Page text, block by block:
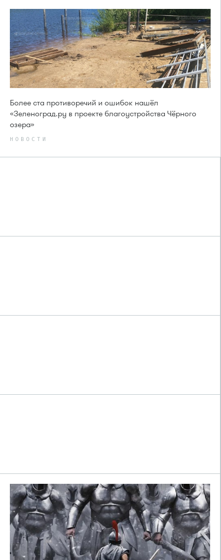
Более ста противоречий и ошибок нашёл
«Зеленоград.ру в проекте благоустройства Чёрного
озера»
НОВОСТИ